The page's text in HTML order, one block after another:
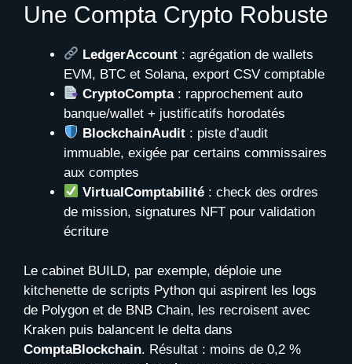
Une Compta Crypto Robuste
LedgerAccount : agrégation de wallets
EVM, BTC et Solana, export CSV comptable
CryptoCompta: rapprochement auto
banque/wallet + justificatifs horodatés
BlockchainAudit : piste d’audit
immuable, exigée par certains commissaires
aux comptes
VirtualComptabilité : check des ordres
de mission, signatures NFT pour validation
écriture
Le cabinet BUILD, par exemple, déploie une
kitchenette de scripts Python qui aspirent les logs
de Polygon et de BNB Chain, les recroisent avec
Kraken puis balancent le delta dans
ComptaBlockchain. Résultat : moins de 0,2 %